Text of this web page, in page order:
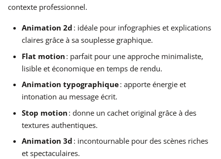
contexte professionnel.
Animation 2d : idéale pour infographies et explications
claires grâce à sa souplesse graphique.
Flat motion : parfait pour une approche minimaliste,
lisible et économique en temps de rendu.
Animation typographique: apporte énergie et
intonation au message écrit.
Stop motion : donne un cachet original grâce à des
textures authentiques.
Animation 3d : incontournable pour des scènes riches
et spectaculaires.